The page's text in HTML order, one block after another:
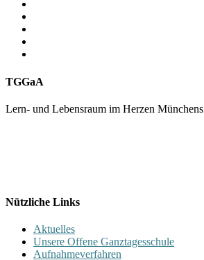
TGGaA
Lern- und Lebensraum im Herzen Münchens
Nützliche Links
Aktuelles
Unsere Offene Ganztagesschule
Aufnahmeverfahren